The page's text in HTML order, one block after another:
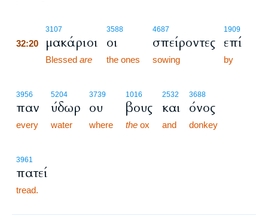
3107
32:20 μακάριοι
Blessed are
3588
οι
the ones
4687
σπείροντες
sowing
1909
επί
by
3956
παν
every
5204
ύδωρ
water
3739
ου
where
1016
βους
the ox
2532
και
and
3688
όνος
donkey
3961
πατεί
tread.